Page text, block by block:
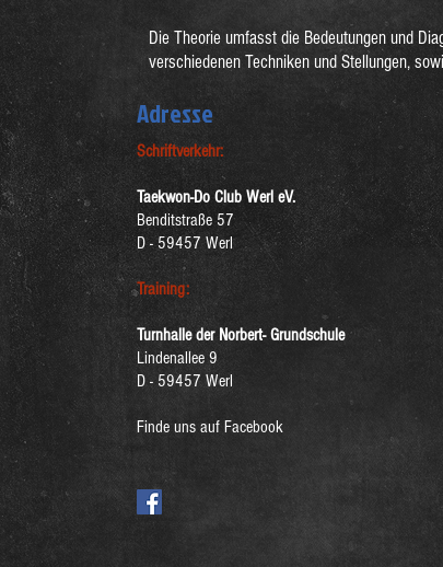
Die Theorie umfasst die Bedeutungen und
verschiedenen Techniken und Stellungen,
Adresse
Schriftverkehr:
Taekwon-Do Club Werl eV.
Benditstraße 57
D - 59457 Werl
Training:
Turnhalle der Norbert- Grundschule
Lindenallee 9
D - 59457 Werl
Finde uns auf Facebook